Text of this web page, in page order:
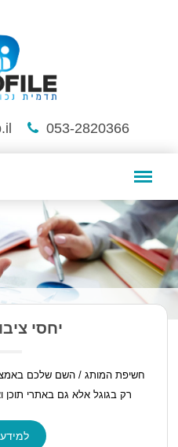
053-2820366
יחסי
חשיפת המותג / השם שלכם
רק בגוגל אלא גם באתרי תוכן